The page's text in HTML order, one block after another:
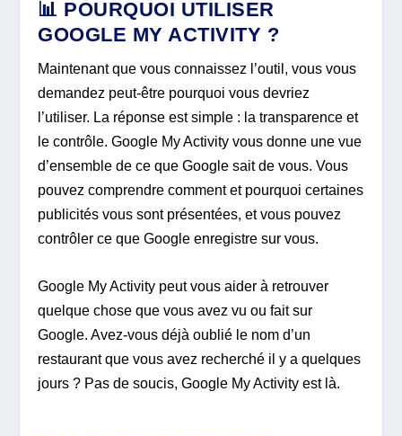
📊 POURQUOI UTILISER
GOOGLE MY ACTIVITY ?
Maintenant que vous connaissez l’outil, vous vous
demandez peut-être pourquoi vous devriez
l’utiliser. La réponse est simple : la transparence et
le contrôle. Google My Activity vous donne une vue
d’ensemble de ce que Google sait de vous. Vous
pouvez comprendre comment et pourquoi certaines
publicités vous sont présentées, et vous pouvez
contrôler ce que Google enregistre sur vous.
Google My Activity peut vous aider à retrouver
quelque chose que vous avez vu ou fait sur
Google. Avez-vous déjà oublié le nom d’un
restaurant que vous avez recherché il y a quelques
jours ? Pas de soucis, Google My Activity est là.